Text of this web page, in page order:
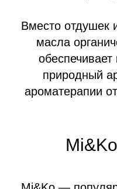
Вместо отдушек
масла
природный
ароматерапии